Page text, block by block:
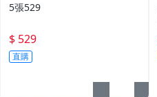
5張529
$ 529
直購